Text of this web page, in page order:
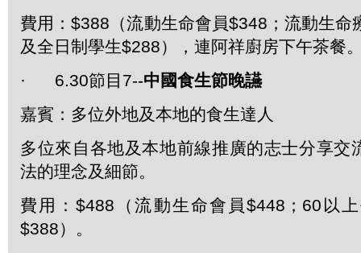
費用：$388（流動生命會員$348；流動生命
及全日制學生$288），連阿祥廚房下午茶餐
· 6.30節目7--中國食生節晚讌
嘉賓：多位外地及本地的食生達人
多位來自各地及本地前線推廣的志士分享交
法的理念及細節。
費用：$488（流動生命會員$448；60以
$388）。